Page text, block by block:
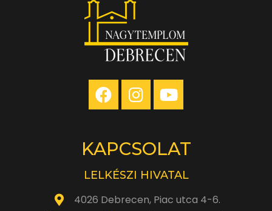
KAPCSOLAT
LELKÉSZI HIVATAL
4026 Debrecen, Piac utca 4-6.